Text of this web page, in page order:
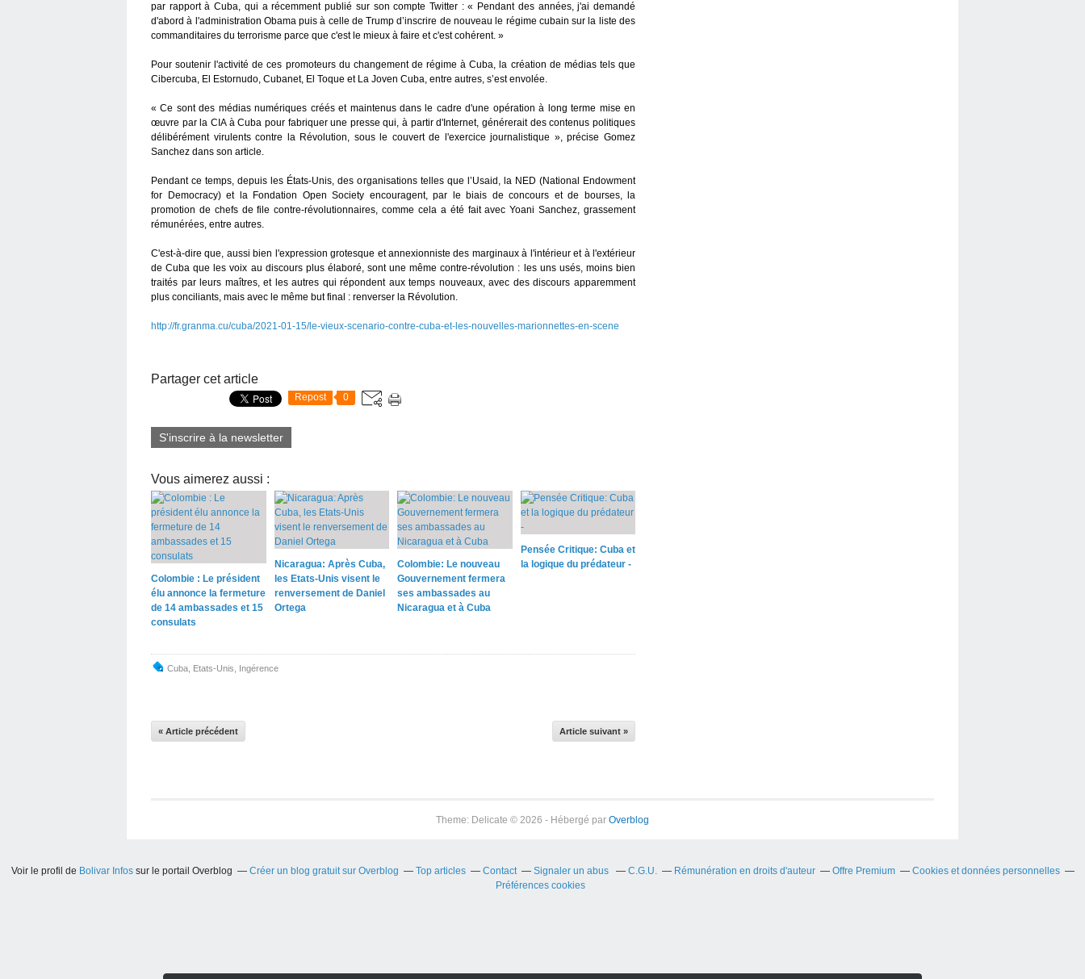
par rapport à Cuba, qui a récemment publié sur son compte Twitter : « Pendant des années, j'ai demandé
d'abord à l'administration Obama puis à celle de Trump d’inscrire de nouveau le régime cubain sur la liste des
commanditaires du terrorisme parce que c'est le mieux à faire et c'est cohérent. »
Pour soutenir l'activité de ces promoteurs du changement de régime à Cuba, la création de médias tels que
Cibercuba, El Estornudo, Cubanet, El Toque et La Joven Cuba, entre autres, s’est envolée.
« Ce sont des médias numériques créés et maintenus dans le cadre d'une opération à long terme mise en
œuvre par la CIA à Cuba pour fabriquer une presse qui, à partir d'Internet, générerait des contenus politiques
délibérément virulents contre la Révolution, sous le couvert de l'exercice journalistique », précise Gomez
Sanchez dans son article.
Pendant ce temps, depuis les États-Unis, des organisations telles que l’Usaid, la NED (National Endowment
for Democracy) et la Fondation Open Society encouragent, par le biais de concours et de bourses, la
promotion de chefs de file contre-révolutionnaires, comme cela a été fait avec Yoani Sanchez, grassement
rémunérées, entre autres.
C'est-à-dire que, aussi bien l'expression grotesque et annexionniste des marginaux à l'intérieur et à l'extérieur
de Cuba que les voix au discours plus élaboré, sont une même contre-révolution : les uns usés, moins bien
traités par leurs maîtres, et les autres qui répondent aux temps nouveaux, avec des discours apparemment
plus conciliants, mais avec le même but final : renverser la Révolution.
http://fr.granma.cu/cuba/2021-01-15/le-vieux-scenario-contre-cuba-et-les-nouvelles-marionnettes-en-scene
Partager cet article
Repost 0
S'inscrire à la newsletter
Vous aimerez aussi :
Colombie : Le président
élu annonce la fermeture
de 14 ambassades et 15
consulats
Nicaragua: Après Cuba,
les Etats-Unis visent le
renversement de Daniel
Ortega
Colombie: Le nouveau
Gouvernement fermera
ses ambassades au
Nicaragua et à Cuba
Pensée Critique: Cuba et
la logique du prédateur -
Cuba Etats-Unis Ingérence
« Article précédent Article suivant »
Theme: Delicate © 2026 - Hébergé par Overblog
Voir le profil de Bolivar Infossur le portail Overblog Créer un blog gratuit sur Overblog Top articles Contact Signaler un abus C.G.U. Rémunération en droits d'auteur Offre Premium
Cookies et données personnelles
Préférences cookies